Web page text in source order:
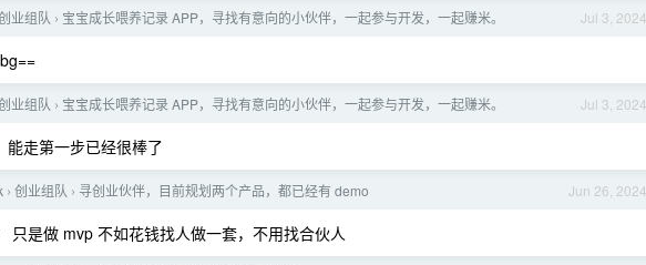
Jul 3, 2024
业组队 › 宝宝成长喂养记录 APP，寻找有意向的小伙伴，一起参与开发，一起赚米。
Jul 3, 2024
业组队 › 宝宝成长喂养记录 APP，寻找有意向的小伙伴，一起参与开发，一起赚米。
走第一步已经很棒了
Jun 26, 2024
› 创业组队 › 寻创业伙伴，目前规划两个产品，都已经有 demo
只是做 mvp 不如花钱找人做一套，不用找合伙人